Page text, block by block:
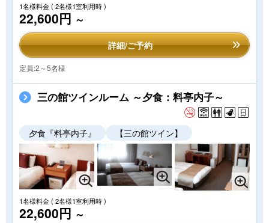
1名様料金( 2名様1室利用時 )
22,600円 ～
詳細/ご予約
定員:2～5名様
三の館ツインルーム ～夕食：料亭内子～
夕食『料亭内子』 【三の館ツイン】
1名様料金( 2名様1室利用時 )
22,600円 ～